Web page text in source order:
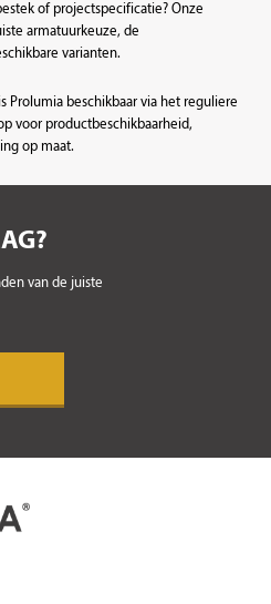
of projectspecificatie? Onze
armatuurkeuze, de
varianten.
Prolumia beschikbaar via het reguliere
voor productbeschikbaarheid,
op maat.
van de juiste